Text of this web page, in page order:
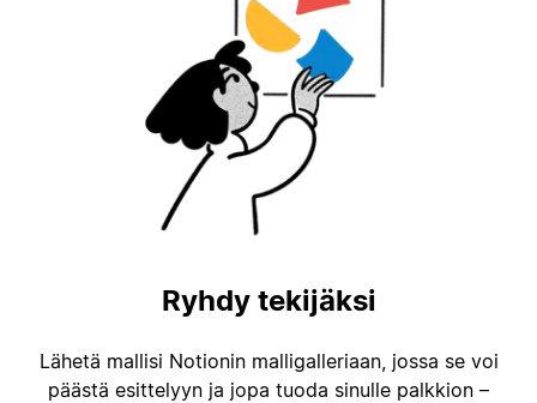
Ryhdy tekijäksi
Lähetä mallisi Notionin malligalleriaan, jossa se voi
päästä esittelyyn ja jopa tuoda sinulle palkkion –